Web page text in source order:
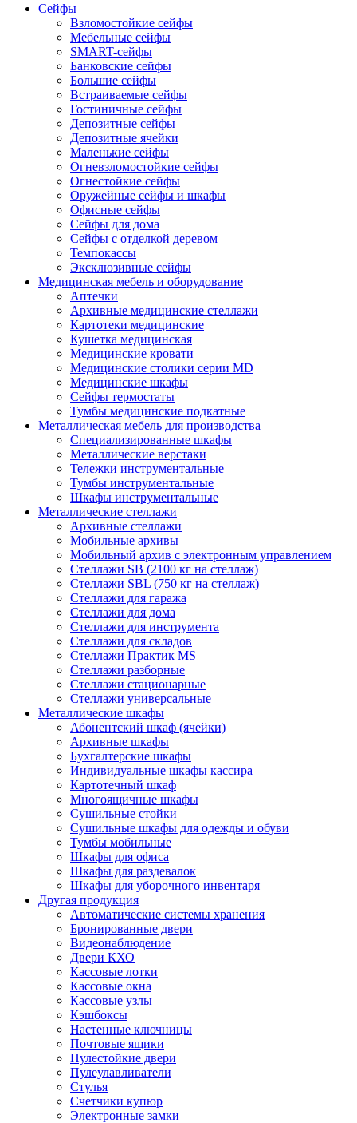
Сейфы
Взломостойкие сейфы
Мебельные сейфы
SMART-сейфы
Банковские сейфы
Большие сейфы
Встраиваемые сейфы
Гостиничные сейфы
Депозитные сейфы
Депозитные ячейки
Маленькие сейфы
Огневзломостойкие сейфы
Огнестойкие сейфы
Оружейные сейфы и шкафы
Офисные сейфы
Сейфы для дома
Сейфы с отделкой деревом
Темпокассы
Эксклюзивные сейфы
Медицинская мебель и оборудование
Аптечки
Архивные медицинские стеллажи
Картотеки медицинские
Кушетка медицинская
Медицинские кровати
Медицинские столики серии MD
Медицинские шкафы
Сейфы термостаты
Тумбы медицинские подкатные
Металлическая мебель для производства
Cпециализированные шкафы
Металлические верстаки
Тележки инструментальные
Тумбы инструментальные
Шкафы инструментальные
Металлические стеллажи
Архивные стеллажи
Мобильные архивы
Мобильный архив с электронным управлением
Стеллажи SB (2100 кг на стеллаж)
Стеллажи SBL (750 кг на стеллаж)
Стеллажи для гаража
Стеллажи для дома
Стеллажи для инструмента
Стеллажи для складов
Стеллажи Практик MS
Стеллажи разборные
Стеллажи стационарные
Стеллажи универсальные
Металлические шкафы
Абонентский шкаф (ячейки)
Архивные шкафы
Бухгалтерские шкафы
Индивидуальные шкафы кассира
Картотечный шкаф
Многоящичные шкафы
Сушильные стойки
Сушильные шкафы для одежды и обуви
Тумбы мобильные
Шкафы для офиса
Шкафы для раздевалок
Шкафы для уборочного инвентаря
Другая продукция
Автоматические системы хранения
Бронированные двери
Видеонаблюдение
Двери КХО
Кассовые лотки
Кассовые окна
Кассовые узлы
Кэшбоксы
Настенные ключницы
Почтовые ящики
Пулестойкие двери
Пулеулавливатели
Стулья
Счетчики купюр
Электронные замки